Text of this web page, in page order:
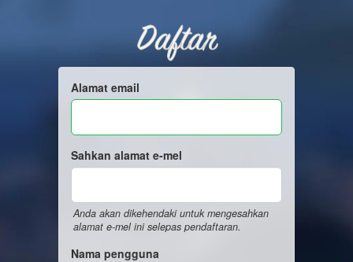
Daftar
Alamat email
Sahkan alamat e-mel
Anda akan dikehendaki untuk mengesahkan
alamat e-mel ini selepas pendaftaran.
Nama pengguna